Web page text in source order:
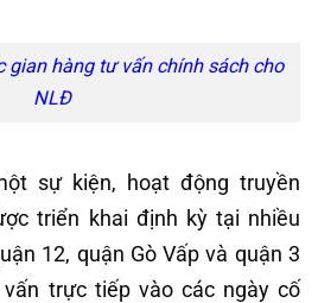
gian hàng tư vấn chính sách cho
NLĐ
sự kiện, hoạt động truyền
triển khai định kỳ tại nhiều
12, quận Gò Vấp và quận 3
trực tiếp vào các ngày cố